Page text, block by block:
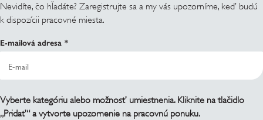
Nevidíte, čo hľadáte? Zaregistrujte sa a my vás upozorníme, keď budú
k dispozícii pracovné miesta.
E-mailová adresa
Vyberte kategóriu alebo možnosť umiestnenia. Kliknite na tlačidlo
„Pridať“ a vytvorte upozornenie na pracovnú ponuku.